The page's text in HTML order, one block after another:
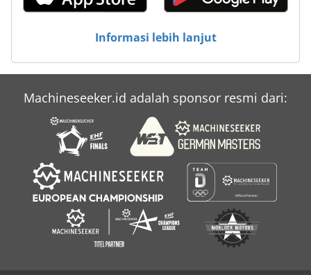
Informasi lebih lanjut
Machineseeker.id adalah sponsor resmi dari: